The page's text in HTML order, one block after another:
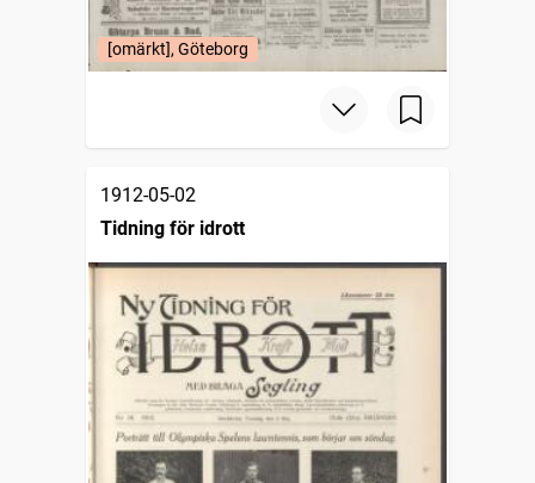
[omärkt], Göteborg
1912-05-02
Tidning för idrott